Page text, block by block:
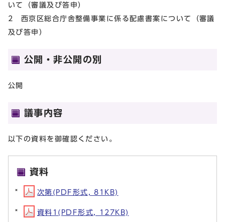
いて（審議及び答申）
2 西京区総合庁舎整備事業に係る配慮書案について（審議
及び答申）
公開・非公開の別
公開
議事内容
以下の資料を御確認ください。
資料
次第(PDF形式, 81KB)
資料1(PDF形式, 127KB)